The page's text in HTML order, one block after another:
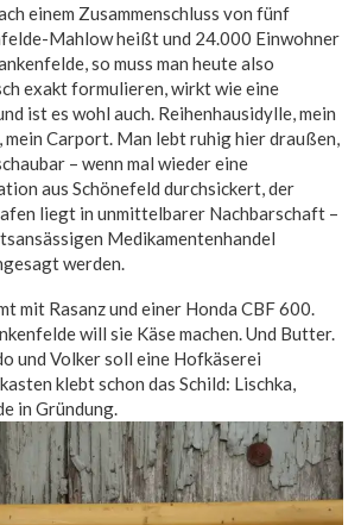
einem Zusammenschluss von fünf
Mahlow heißt und 24.000 Einwohner
so muss man heute also
exakt formulieren, wirkt wie eine
ist es wohl auch. Reihenhausidylle, mein
mein Carport. Man lebt ruhig hier draußen,
– wenn mal wieder eine
aus Schönefeld durchsickert, der
liegt in unmittelbarer Nachbarschaft –
Medikamentenhandel
werden.
mit Rasanz und einer Honda CBF 600.
will sie Käse machen. Und Butter.
und Volker soll eine Hofkäserei
klebt schon das Schild: Lischka,
in Gründung.